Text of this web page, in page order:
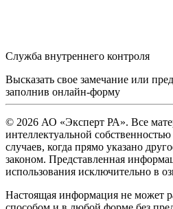
Служба внутреннего контроля
Высказать свое замечание или
заполнив онлайн-форму
© 2026 АО «Эксперт РА». Все
интеллектуальной
случаев, когда прямо указано
законом. Представленная
использования исключительно в
Настоящая информация не может